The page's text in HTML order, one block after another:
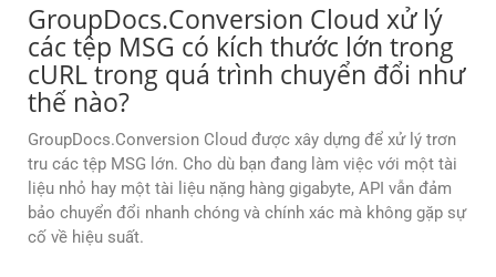
GroupDocs.Conversion Cloud xử lý
các tệp MSG có kích thước lớn trong
cURL trong quá trình chuyển đổi như
thế nào?
GroupDocs.Conversion Cloud được xây dựng để xử lý trơn
tru các tệp MSG lớn. Cho dù bạn đang làm việc với một tài
liệu nhỏ hay một tài liệu nặng hàng gigabyte, API vẫn đảm
bảo chuyển đổi nhanh chóng và chính xác mà không gặp sự
cố về hiệu suất.